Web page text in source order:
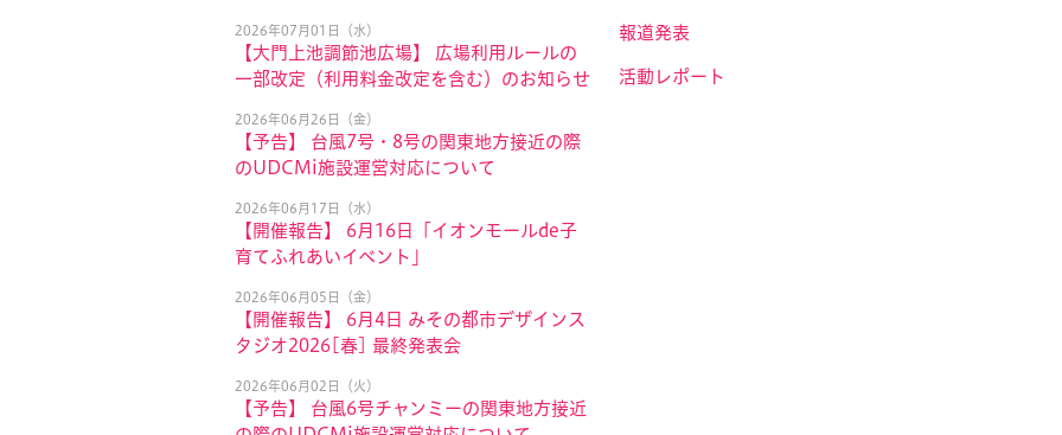
2026年07月01日（水）
【大門上池調節池広場】 広場利用ルールの
一部改定（利用料金改定を含む）のお知らせ
2026年06月26日（金）
【予告】 台風7号・8号の関東地方接近の際
のUDCMi施設運営対応について
2026年06月17日（水）
【開催報告】 6月16日「イオンモールde子
育てふれあいイベント」
2026年06月05日（金）
【開催報告】 6月4日 みその都市デザインス
タジオ2026[春] 最終発表会
2026年06月02日（火）
【予告】 台風6号チャンミーの関東地方接近
報道発表
活動レポート